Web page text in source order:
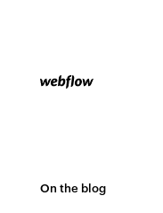
On the blog